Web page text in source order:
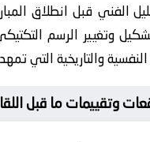
الفني قبل انطلاق
وتغيير الرسم
النفسية والتاريخية التي
وتقييمات ما قبل